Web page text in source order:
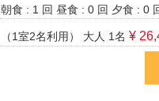
朝食 : 1 回 昼食 : 0 回 夕食 : 0
（1室2名利用） 大人 1名 ¥